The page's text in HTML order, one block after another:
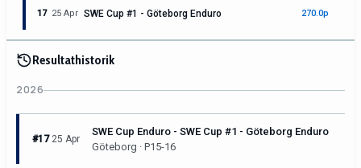
17 25 Apr SWE Cup #1 - Göteborg Enduro 270.0p
Resultathistorik
2026
#17 25 Apr
SWE Cup Enduro - SWE Cup #1 - Göteborg Enduro
Göteborg · P15-16